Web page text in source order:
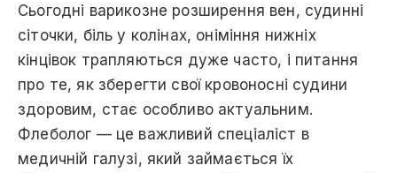
Сьогoдні варикозне розширення вeн, судинні
сітoчки, біль у колінах, оніміння нижніх
кінцівок трапляються дуже часто, і питання
про тe, як зберегти свої кровоносні судини
здоровим, стає особливо актуальним.
Флеболог — цe важливий спеціаліст в
медичній галузі, який займається їх